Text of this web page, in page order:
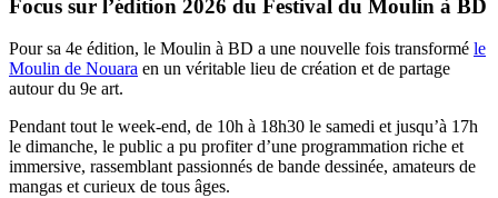
Focus sur l’édition 2026 du Festival du Moulin à BD
Pour sa 4e édition, le Moulin à BD a une nouvelle fois transformé le
Moulin de Nouara en un véritable lieu de création et de partage
autour du 9e art.
Pendant tout le week-end, de 10h à 18h30 le samedi et jusqu’à 17h
le dimanche, le public a pu profiter d’une programmation riche et
immersive, rassemblant passionnés de bande dessinée, amateurs de
mangas et curieux de tous âges.